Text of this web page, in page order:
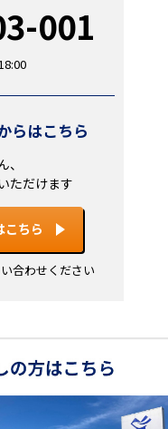
001
らはこちら
ただけます
こちら
合わせください